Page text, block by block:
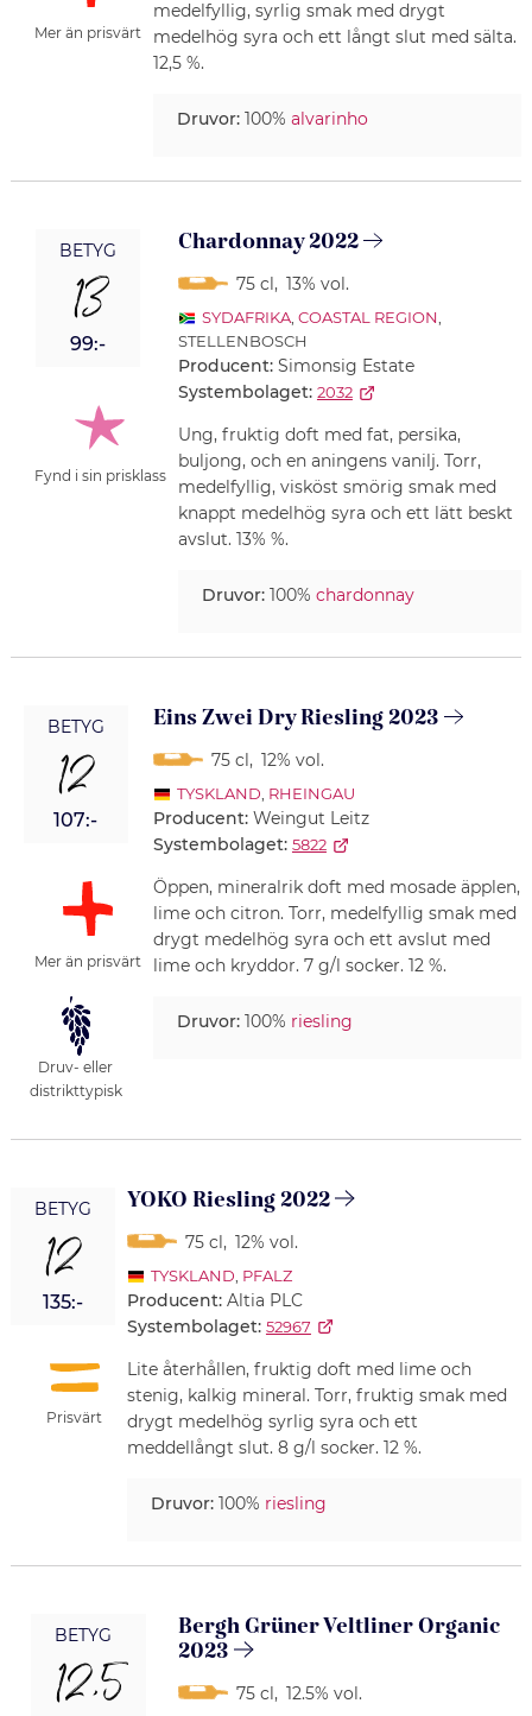
Mer än prisvärt
medelfyllig, syrlig smak med drygt
medelhög syra och ett långt slut med sälta.
12,5 %.
Druvor:100% alvarinho
BETYG
13
99:-
Fynd i sin prisklass
Chardonnay 2022
75 cl , 13% vol.
SYDAFRIKA, COASTAL REGION,
STELLENBOSCH
Producent: Simonsig Estate
Systembolaget: 2032
Ung, fruktig doft med fat, persika,
buljong, och en aningens vanilj. Torr,
medelfyllig, visköst smörig smak med
knappt medelhög syra och ett lätt beskt
avslut. 13% %.
Druvor:100% chardonnay
BETYG
12
107:-
Mer än prisvärt
Druv- eller
distrikttypisk
Eins Zwei Dry Riesling 2023
75 cl , 12% vol.
TYSKLAND, RHEINGAU
Producent: Weingut Leitz
Systembolaget: 5822
Öppen, mineralrik doft med mosade äpplen,
lime och citron. Torr, medelfyllig smak med
drygt medelhög syra och ett avslut med
lime och kryddor. 7 g/l socker. 12 %.
Druvor:100% riesling
BETYG
12
135:-
Prisvärt
YOKO Riesling 2022
75 cl, 12% vol.
TYSKLAND PFALZ
Producent: Altia PLC
Systembolaget: 52967
Lite återhållen, fruktig doft med lime och
stenig, kalkig mineral. Torr, fruktig smak med
drygt medelhög syrlig syra och ett
meddellångt slut. 8 g/l socker. 12 %.
Druvor:100% riesling
BETYG
12,5
Bergh Grüner Veltliner Organic
2023
75 cl, 12.5% vol.